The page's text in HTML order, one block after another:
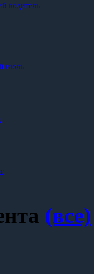
водитель
июль
(все)